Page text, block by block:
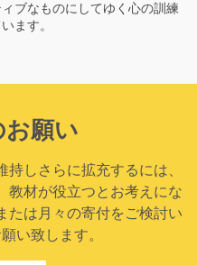
ブなものにしてゆく心の訓練
ます。
お願い
しさらに拡充するには、
教材が役立つとお考えにな
たは月々の寄付をご検討い
い致します。